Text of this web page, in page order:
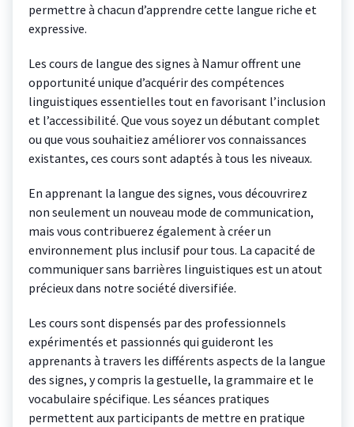
permettre à chacun d’apprendre cette langue riche et
expressive.
Les cours de langue des signes à Namur offrent une
opportunité unique d’acquérir des compétences
linguistiques essentielles tout en favorisant l’inclusion
et l’accessibilité. Que vous soyez un débutant complet
ou que vous souhaitiez améliorer vos connaissances
existantes, ces cours sont adaptés à tous les niveaux.
En apprenant la langue des signes, vous découvrirez
non seulement un nouveau mode de communication,
mais vous contribuerez également à créer un
environnement plus inclusif pour tous. La capacité de
communiquer sans barrières linguistiques est un atout
précieux dans notre société diversifiée.
Les cours sont dispensés par des professionnels
expérimentés et passionnés qui guideront les
apprenants à travers les différents aspects de la langue
des signes, y compris la gestuelle, la grammaire et le
vocabulaire spécifique. Les séances pratiques
permettent aux participants de mettre en pratique